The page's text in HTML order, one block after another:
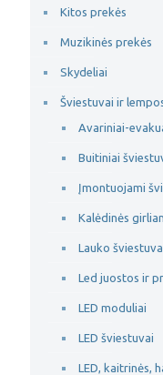
Kitos prekės
Muzikinės prekės
Skydeliai
Šviestuvai ir
Avariniai-
Buitiniai
Įmontuojami
Kalėdinės
Lauko
Led juostos ir
LED moduliai
LED šviestuvai
LED, kaitrinės,